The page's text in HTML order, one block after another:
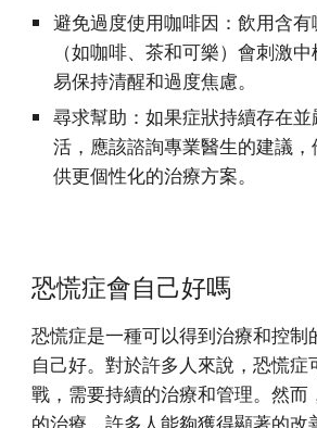
避免過度使用咖啡因：飲用含
（如咖啡、茶和可樂）會刺激
易保持清醒和過度焦慮。
尋求幫助：如果症狀持續存在
活，應該諮詢專業醫生的建議
供更個性化的治療方案。
恐慌症會自己好嗎
恐慌症是一種可以得到治療和控制
自己好。對於許多人來說，恐慌症
戰，需要持續的治療和管理。然而
的治療，許多人能夠獲得顯著的改